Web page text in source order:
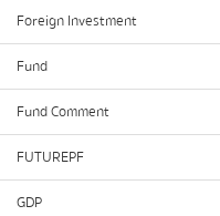
Foreign Investment
Fund
Fund Comment
FUTUREPF
GDP